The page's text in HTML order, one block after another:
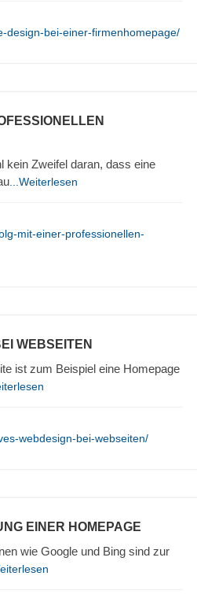
design-bei-einer-firmenhomepage/
kein Zweifel daran, dass eine
...Weiterlesen
mit-einer-professionellen-
WEBSEITEN
ist zum Beispiel eine Homepage
webdesign-bei-webseiten/
EINER HOMEPAGE
wie Google und Bing sind zur